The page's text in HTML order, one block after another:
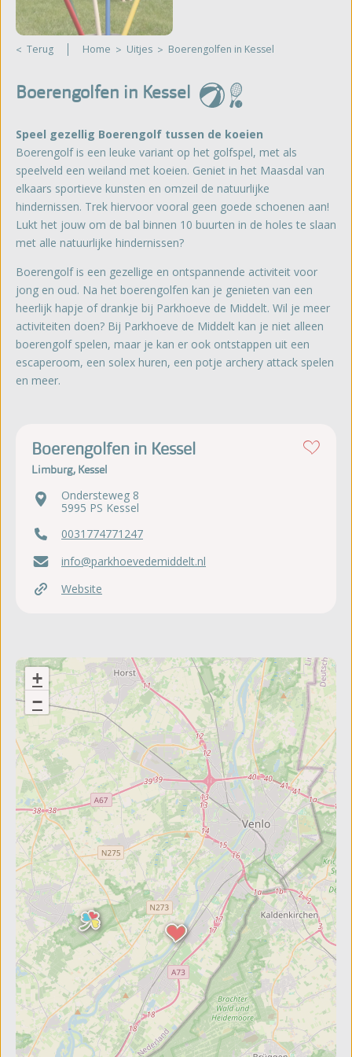
Terug Home Uitjes Boerengolfen in Kessel
Boerengolfen in Kessel
Speel gezellig Boerengolf tussen de koeien
Boerengolf is een leuke variant op het golfspel, met als
speelveld een weiland met koeien. Geniet in het Maasdal van
elkaars sportieve kunsten en omzeil de natuurlijke
hindernissen. Trek hiervoor vooral geen goede schoenen aan!
Lukt het jouw om de bal binnen 10 buurten in de holes te slaan
met alle natuurlijke hindernissen?
Boerengolf is een gezellige en ontspannende activiteit voor
jong en oud. Na het boerengolfen kan je genieten van een
heerlijk hapje of drankje bij Parkhoeve de Middelt. Wil je meer
activiteiten doen? Bij Parkhoeve de Middelt kan je niet alleen
boerengolf spelen, maar je kan er ook ontstappen uit een
escaperoom, een solex huren, een potje archery attack spelen
en meer.
Boerengolfen in Kessel
Limburg, Kessel
Ondersteweg 8
5995 PS Kessel
0031774771247
info@parkhoevedemiddelt.nl
Website
+
−